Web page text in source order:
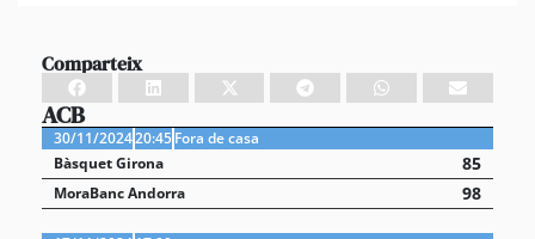
Comparteix
ACB
30/11/202420:45Fora de casa
Bàsquet Girona
85
MoraBanc Andorra 98